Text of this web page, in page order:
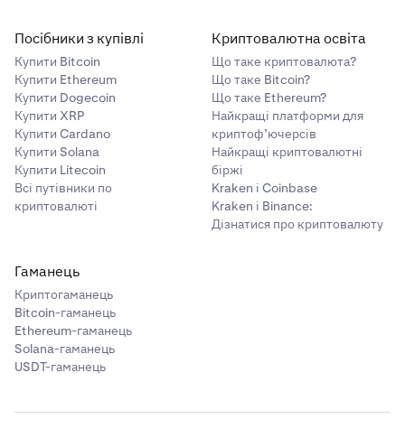
Посібники з купівлі
Купити Bitcoin
Купити Ethereum
Купити Dogecoin
Купити XRP
Купити Cardano
Купити Solana
Купити Litecoin
Всі путівники по
криптовалюті
Криптовалютна освіта
Що таке криптовалюта?
Що таке Bitcoin?
Що таке Ethereum?
Найкращі платформи для
криптоф’ючерсів
Найкращі криптовалютні
біржі
Kraken і Coinbase
Kraken і Binance:
Дізнатися про криптовалюту
Гаманець
Криптогаманець
Bitcoin-гаманець
Ethereum-гаманець
Solana-гаманець
USDT-гаманець